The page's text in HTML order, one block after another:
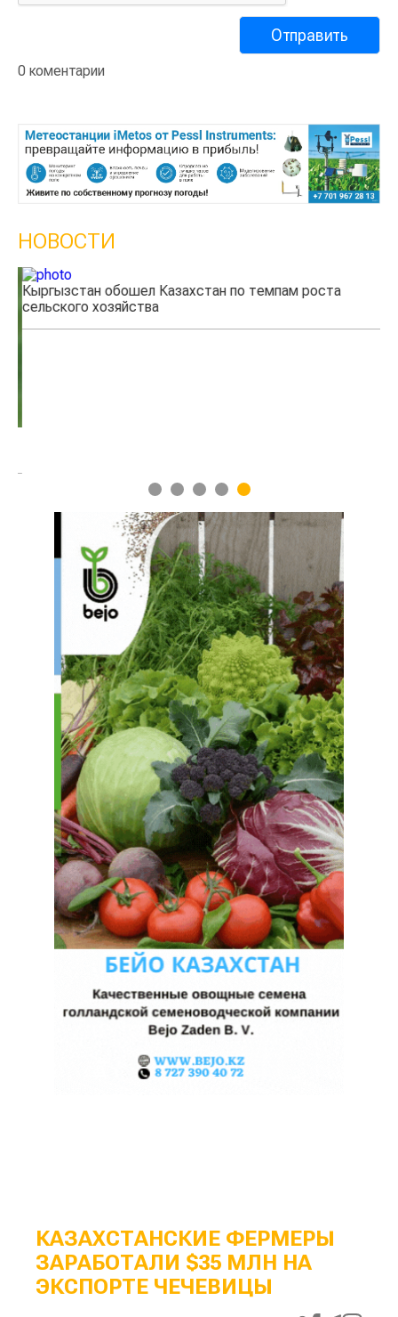
0 коментарии
НОВОСТИ
Кыргызстан обошел Казахстан по темпам роста
сельского хозяйства
1 2 3 4 5
КАЗАХСТАНСКИЕ ФЕРМЕРЫ
ЗАРАБОТАЛИ $35 МЛН НА
ЭКСПОРТЕ ЧЕЧЕВИЦЫ